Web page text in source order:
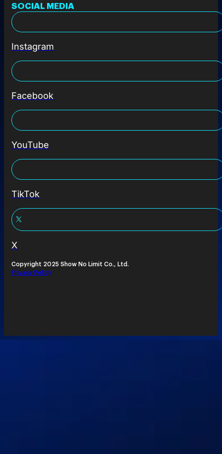
SOCIAL MEDIA
Instagram
Facebook
YouTube
TikTok
X
Copyright 2025 Show No Limit Co., Ltd.
Privacy Policy